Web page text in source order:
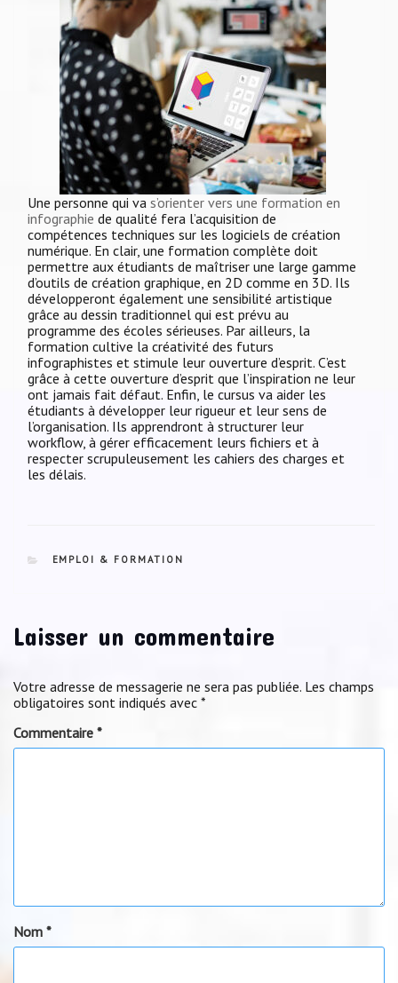
Une personne qui va s’orienter vers une formation en
infographie de qualité fera l’acquisition de
compétences techniques sur les logiciels de création
numérique. En clair, une formation complète doit
permettre aux étudiants de maîtriser une large gamme
d’outils de création graphique, en 2D comme en 3D. Ils
développeront également une sensibilité artistique
grâce au dessin traditionnel qui est prévu au
programme des écoles sérieuses. Par ailleurs, la
formation cultive la créativité des futurs
infographistes et stimule leur ouverture d’esprit. C’est
grâce à cette ouverture d’esprit que l’inspiration ne leur
ont jamais fait défaut. Enfin, le cursus va aider les
étudiants à développer leur rigueur et leur sens de
l’organisation. Ils apprendront à structurer leur
workflow, à gérer efficacement leurs fichiers et à
respecter scrupuleusement les cahiers des charges et
les délais.
CATEGORIES
EMPLOI & FORMATION
Laisser un commentaire
Votre adresse de messagerie ne sera pas publiée. Les champs
obligatoires sont indiqués avec *
Commentaire *
Nom *